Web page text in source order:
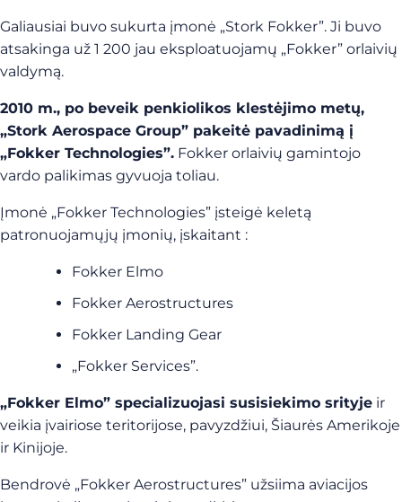
Galiausiai buvo sukurta įmonė „Stork Fokker”. Ji buvo
atsakinga už 1 200 jau eksploatuojamų „Fokker” orlaivių
valdymą.
2010 m., po beveik penkiolikos klestėjimo metų,
„Stork Aerospace Group” pakeitė pavadinimą į
„Fokker Technologies”. Fokker orlaivių gamintojo
vardo palikimas gyvuoja toliau.
Įmonė „Fokker Technologies” įsteigė keletą
patronuojamųjų įmonių, įskaitant :
Fokker Elmo
Fokker Aerostructures
Fokker Landing Gear
„Fokker Services”.
„Fokker Elmo” specializuojasi susisiekimo srityje ir
veikia įvairiose teritorijose, pavyzdžiui, Šiaurės Amerikoje
ir Kinijoje.
Bendrovė „Fokker Aerostructures” užsiima aviacijos